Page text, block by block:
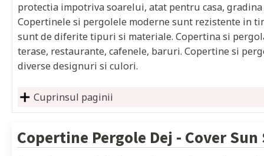
protectia impotriva soarelui, atat pentru casa,
Copertinele si pergolele moderne sunt rezistente in
sunt de diferite tipuri si materiale. Copertina si
terase, restaurante, cafenele, baruri. Copertine si
diverse designuri si culori.
Cuprinsul paginii
Copertine Pergole Dej - Cover Sun